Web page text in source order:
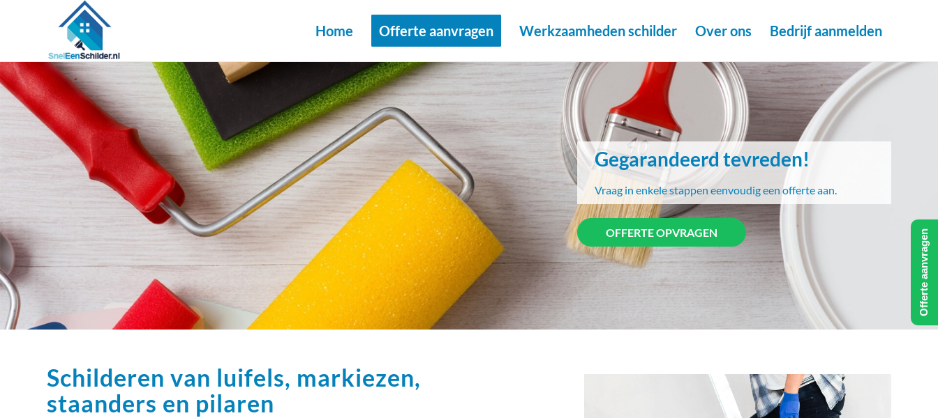
Home Offerte aanvragen Werkzaamheden schilder Over ons Bedrijf aanmelden
Gegarandeerd tevreden!
Vraag in enkele stappen eenvoudig een offerte aan.
OFFERTE OPVRAGEN
Schilderen van luifels, markiezen,
staanders en pilaren
Offerte aanvragen